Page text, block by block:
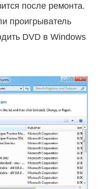
после ремонта.
проигрыватель
DVD в Windows